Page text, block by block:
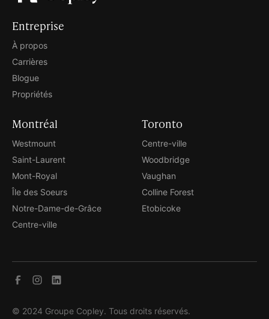
Entreprise
À propos
Carrières
Blogue
Propriétés
Montréal
Westmount
Saint-Laurent
Mont-Royal
Île des Soeurs
Notre-Dame-de-Grâce
Centre-ville
Toronto
Centre-ville
Woodbridge
Vaughan
Colline Forest
Etobicoke
© 2024 Groupe Copley. Tous droits réservés.